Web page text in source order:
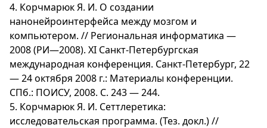
4. Корчмарюк Я. И. О создании
нанонейроинтерфейса между мозгом и
компьютером. // Региональная информатика —
2008 (РИ—2008). XI Санкт-Петербургская
международная конференция. Санкт-Петербург, 22
— 24 октября 2008 г.: Материалы конференции.
СПб.: ПОИСУ, 2008. С. 243 — 244.
5. Корчмарюк Я. И. Сеттлеpетика:
исследовательская пpогpамма. (Тез. докл.) //